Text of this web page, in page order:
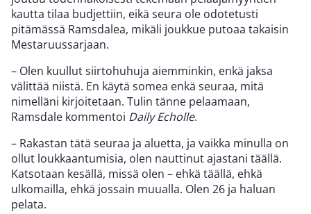
kautta tilaa budjettiin, eikä seura ole odotetusti
pitämässä Ramsdalea, mikäli joukkue putoaa takaisin
Mestaruussarjaan.
– Olen kuullut siirtohuhuja aiemminkin, enkä jaksa
välittää niistä. En käytä somea enkä seuraa, mitä
nimelläni kirjoitetaan. Tulin tänne pelaamaan,
Ramsdale kommentoi Daily Echolle.
– Rakastan tätä seuraa ja aluetta, ja vaikka minulla on
ollut loukkaantumisia, olen nauttinut ajastani täällä.
Katsotaan kesällä, missä olen – ehkä täällä, ehkä
ulkomailla, ehkä jossain muualla. Olen 26 ja haluan
pelata.